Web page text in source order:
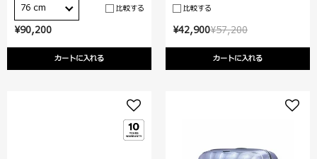
¥90,200
カートに入れる
76 cm 比較する
¥57,200
¥42,900
カートに入れる
比較する